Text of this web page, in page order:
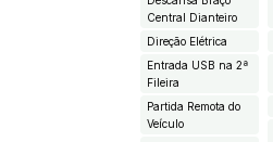
Central Dianteiro
Direção Elétrica
Entrada USB na 2ª
Fileira
Partida Remota do
Veículo